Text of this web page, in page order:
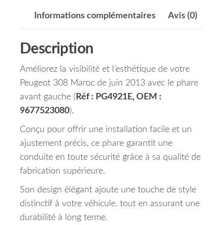
Informations complémentaires Avis (0)
Description
Améliorez la visibilité et l’esthétique de votre
Peugeot 308 Maroc de juin 2013 avec le phare
avant gauche ( Réf : PG4921E, OEM :
9677523080).
Conçu pour offrir une installation facile et un
ajustement précis, ce phare garantit une
conduite en toute sécurité grâce à sa qualité de
fabrication supérieure.
Son design élégant ajoute une touche de style
distinctif à votre véhicule, tout en assurant une
durabilité à long terme.